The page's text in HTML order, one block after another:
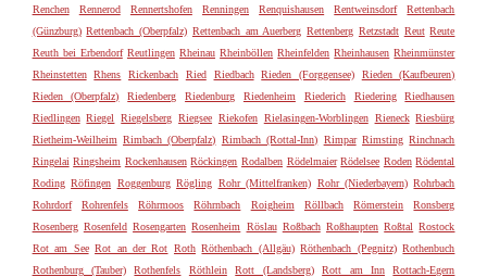
Renchen
Rennerod Rennertshofen Renningen Renquishausen Rentweinsdorf
Rettenbach
(Günzburg) Rettenbach (Oberpfalz) Rettenbach am Auerberg Rettenberg Retzstadt Reut Reute
Reuth bei Erbendorf Reutlingen Rheinau Rheinböllen Rheinfelden Rheinhausen Rheinmünster
Rheinstetten
Rhens Rickenbach Ried Riedbach Rieden (Forggensee)
Rieden (Kaufbeuren)
Rieden (Oberpfalz)
Riedenberg Riedenburg Riedenheim Riederich Riedering
Riedhausen
Riedlingen Riegel Riegelsberg Riegsee Riekofen Rielasingen-Worblingen Rieneck Riesbürg
Rietheim-Weilheim Rimbach (Oberpfalz) Rimbach (Rottal-Inn) Rimpar Rimsting Rinchnach
Ringelai Ringsheim Rockenhausen Röckingen Rodalben Rödelmaier Rödelsee Roden Rödental
Roding Röfingen Roggenburg Rögling Rohr (Mittelfranken) Rohr (Niederbayern) Rohrbach
Rohrdorf
Rohrenfels Röhrmoos Röhrnbach Roigheim Röllbach Römerstein
Ronsberg
Rosenberg Rosenfeld Rosengarten Rosenheim Röslau Roßbach Roßhaupten Roßtal Rostock
Rot am See Rot an der Rot Roth Röthenbach (Allgäu) Röthenbach (Pegnitz) Rothenbuch
Rothenburg (Tauber)
Rothenfels Röthlein Rott (Landsberg) Rott am Inn
Rottach-Egern